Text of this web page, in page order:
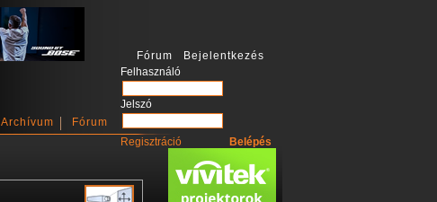
Fórum Bejelentkezés
Felhasználó
Jelszó
Regisztráció
Archívum Fórum